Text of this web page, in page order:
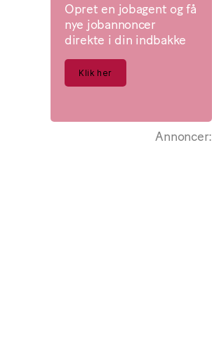
Opret en jobagent og få
nye jobannoncer
direkte i din indbakke
Klik her
Annoncer: